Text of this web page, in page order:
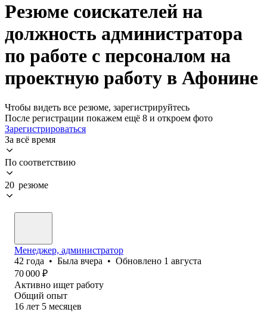
Резюме соискателей на
должность администратора
по работе с персоналом на
проектную работу в Афонине
Чтобы видеть все резюме, зарегистрируйтесь
После регистрации покажем ещё 8 и откроем фото
Зарегистрироваться
За всё время
По соответствию
20 резюме
Менеджер, администратор
42 года • Была вчера • Обновлено 1 августа
70 000 ₽
Активно ищет работу
Общий опыт
16 лет 5 месяцев